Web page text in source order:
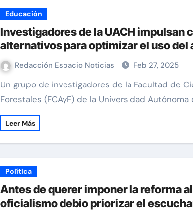
Educación
Investigadores de la UACH impulsan
alternativos para optimizar el uso del
Redacción Espacio Noticias Feb 27, 2025
Un grupo de investigadores de la Facultad de Ciencias Agrícolas y
Forestales (FCAyF) de la Universidad Autónoma
Leer Más
Política
Antes de querer imponer la reforma al
oficialismo debio priorizar el